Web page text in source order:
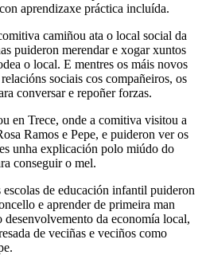
aprendizaxe práctica incluída.
camiñou ata o local social da
puideron merendar e xogar xuntos
o local. E mentres os máis novos
sociais cos compañeiros, os
conversar e repoñer forzas.
en Trece, onde a comitiva visitou a
Ramos e Pepe, e puideron ver os
unha explicación polo miúdo do
conseguir o mel.
de educación infantil puideron
e aprender de primeira man
da economía local,
de veciñas e veciños como